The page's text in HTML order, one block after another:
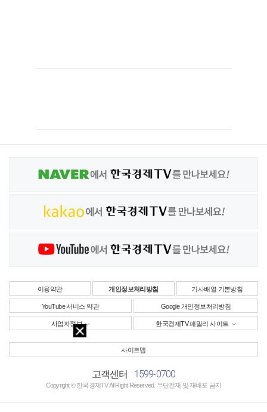
이용약관 개인정보처리방침 기사배열 기본방침
YouTube 서비스 약관 Google 개인정보처리방침
사업자정보 한국경제TV 패밀리 사이트
사이트맵
고객센터 1599-0700
Copyright © 한국경제TV All Right Reserved. 무단전재 및 재배포 금지